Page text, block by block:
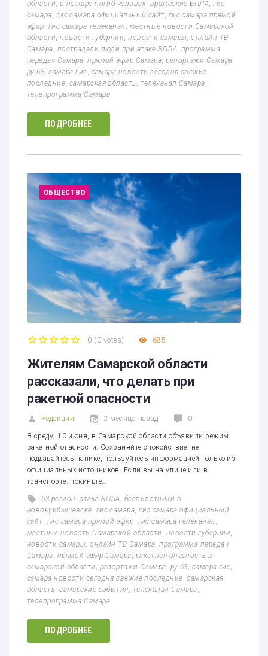
области,в пожаре погиб человек, вражеские БПЛА,гис
самара, гис самара официальный сайт, гис самара прямой
эфир, гис самара телеканал , местные новости Самарской
области,новости губернии,новости самары,онлайн ТВ
Самара, пострадали люди при атаке БПЛА,программа
передач Самара,прямой эфир Самара,репортажи Самара,
ру 63,самара гис, самара новости сегодня свежие
последние, самарская область, телеканал Самара,
телепрограмма Самара
ПОДРОБНЕЕ
ОБЩЕСТВО
0 ( 0 votes) 685
Жителям Самарской области
рассказали, что делать при
ракетной опасности
Редакция 2 месяца назад 0
В среду, 10 июня, в Самарской области объявили режим
ракетной опасности. Сохраняйте спокойствие, не
поддавайтесь панике, пользуйтесь информацией только из
официальных источников. Если вы на улице или в
транспорте: покиньте…
63 регион ,атака БПЛА, беспилотники в
новокуйбышевске, гис самара,гис самара официальный
сайт, гис самара прямой эфир, гис самара телеканал ,
местные новости Самарской области , новости губернии,
новости самары,онлайн ТВ Самара,программа передач
Самара, прямой эфир Самара, ракетная опасность в
самарской области , репортажи Самара, ру 63, самара гис,
самара новости сегодня свежие последние,самарская
область,самарские события, телеканал Самара,
телепрограмма Самара
ПОДРОБНЕЕ